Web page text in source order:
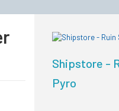
Shipstore -
Pyro